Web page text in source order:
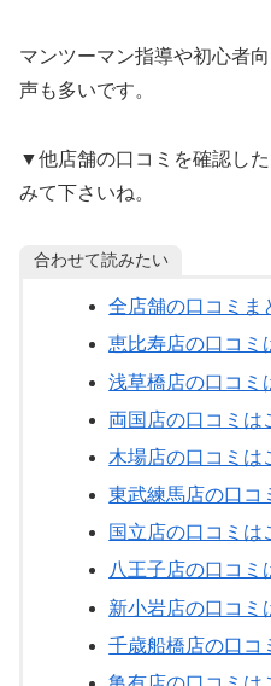
マンツーマン指導や初心者
声も多いです。
▼他店舗の口コミを確認し
みて下さいね。
合わせて読みたい
全店舗の口コミま
恵比寿店の口コミ
浅草橋店の口コミ
両国店の口コミは
木場店の口コミは
東武練馬店の口コ
国立店の口コミは
八王子店の口コミ
新小岩店の口コミ
千歳船橋店の口コ